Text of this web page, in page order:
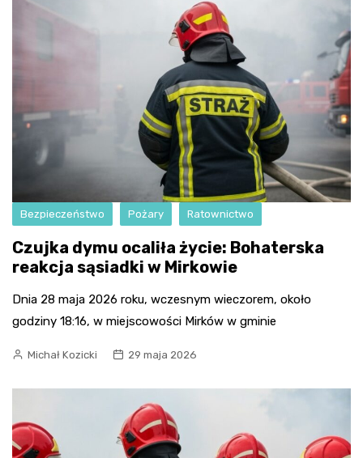
Bezpieczeństwo Pożary Ratownictwo
Czujka dymu ocaliła życie: Bohaterska
reakcja sąsiadki w Mirkowie
Dnia 28 maja 2026 roku, wczesnym wieczorem, około
godziny 18:16, w miejscowości Mirków w gminie
Michał Kozicki 29 maja 2026